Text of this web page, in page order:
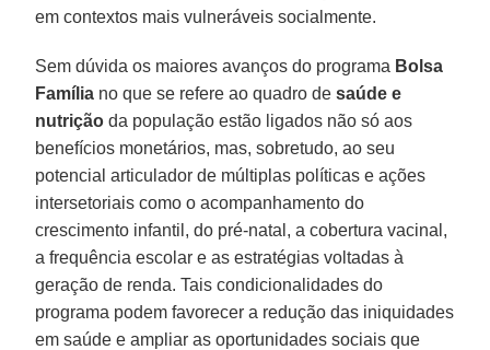
em contextos mais vulneráveis socialmente.
Sem dúvida os maiores avanços do programa Bolsa
Família no que se refere ao quadro desaúde e
nutrição da população estão ligados não só aos
benefícios monetários, mas, sobretudo, ao seu
potencial articulador de múltiplas políticas e ações
intersetoriais como o acompanhamento do
crescimento infantil, do pré-natal, a cobertura vacinal,
a frequência escolar e as estratégias voltadas à
geração de renda. Tais condicionalidades do
programa podem favorecer a redução das iniquidades
em saúde e ampliar as oportunidades sociais que